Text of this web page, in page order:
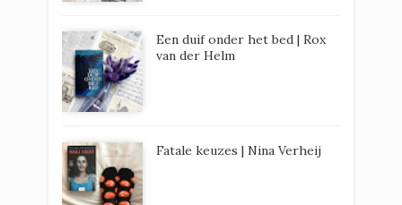
Een duif onder het bed | Rox
van der Helm
Fatale keuzes | Nina Verheij